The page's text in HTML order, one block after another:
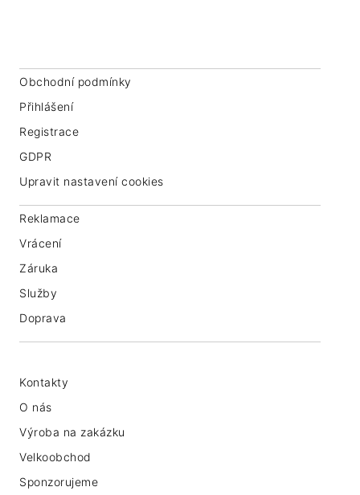
Obchodní podmínky
Přihlášení
Registrace
GDPR
Upravit nastavení cookies
Reklamace
Vrácení
Záruka
Služby
Doprava
Kontakty
O nás
Výroba na zakázku
Velkoobchod
Sponzorujeme